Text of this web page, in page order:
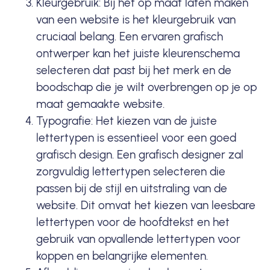
Kleurgebruik: Bij het op maat laten maken
van een website is het kleurgebruik van
cruciaal belang. Een ervaren grafisch
ontwerper kan het juiste kleurenschema
selecteren dat past bij het merk en de
boodschap die je wilt overbrengen op je op
maat gemaakte website.
Typografie: Het kiezen van de juiste
lettertypen is essentieel voor een goed
grafisch design. Een grafisch designer zal
zorgvuldig lettertypen selecteren die
passen bij de stijl en uitstraling van de
website. Dit omvat het kiezen van leesbare
lettertypen voor de hoofdtekst en het
gebruik van opvallende lettertypen voor
koppen en belangrijke elementen.